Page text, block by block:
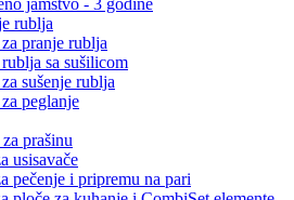
jamstvo - 3 godine
rublja
pranje rublja
sa sušilicom
sušenje rublja
peglanje
prašinu
usisavače
pečenje i pripremu na pari